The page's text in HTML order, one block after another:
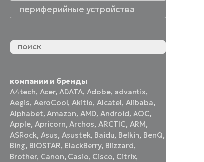
периферийные устройства
компании и бренды
A4tech,Acer,ADATA,Adobe, advantix,
Aegis,AeroCool,Akitio,Alcatel,Alibaba,
Alphabet,Amazon,AMD,Android,AOC,
Apple,Apricorn,Archos,ARCTIC,ARM,
ASRock,Asus,Asustek, Baidu, Belkin, BenQ,
Bing, BIOSTAR, BlackBerry, Blizzard,
Brother, Canon, Casio, Cisco, Citrix,